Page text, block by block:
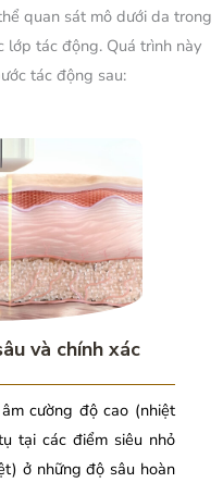
quan sát mô dưới da trong
lớp tác động. Quá trình này
tác động sau:
và chính xác
cường độ cao (nhiệt
tại các điểm siêu nhỏ
ở những độ sâu hoàn